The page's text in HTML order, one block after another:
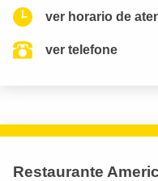
ver horario de
ver telefone
Restaurante